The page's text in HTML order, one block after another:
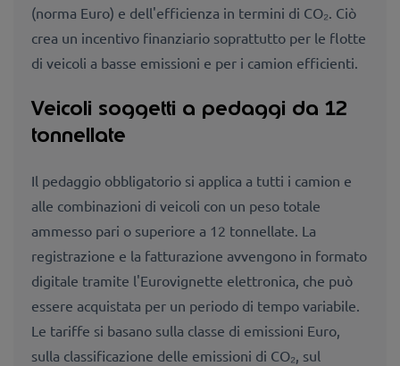
(norma Euro) e dell'efficienza in termini di CO₂. Ciò
crea un incentivo finanziario soprattutto per le flotte
di veicoli a basse emissioni e per i camion efficienti.
Veicoli soggetti a pedaggi da 12
tonnellate
Il pedaggio obbligatorio si applica a tutti i camion e
alle combinazioni di veicoli con un peso totale
ammesso pari o superiore a 12 tonnellate. La
registrazione e la fatturazione avvengono in formato
digitale tramite l'Eurovignette elettronica, che può
essere acquistata per un periodo di tempo variabile.
Le tariffe si basano sulla classe di emissioni Euro,
sulla classificazione delle emissioni di CO₂, sul